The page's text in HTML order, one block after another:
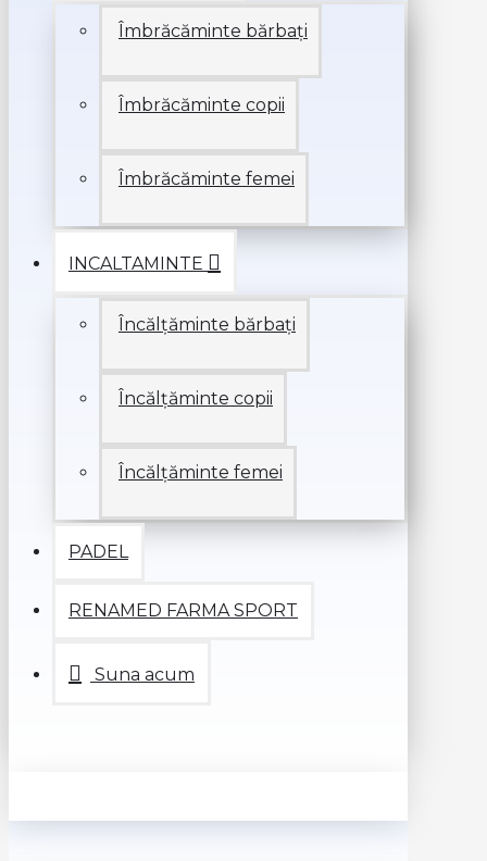
Îmbrăcăminte bărbați
Îmbrăcăminte copii
Îmbrăcăminte femei
INCALTAMINTE
Încălțăminte bărbați
Încălțăminte copii
Încălțăminte femei
PADEL
RENAMED FARMA SPORT
Suna acum